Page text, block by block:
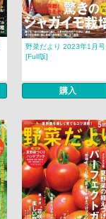
野菜だより 2023年1月号
[Full版]
購入